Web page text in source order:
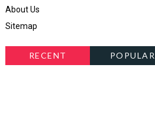
About Us
Sitemap
RECENT POPULAR